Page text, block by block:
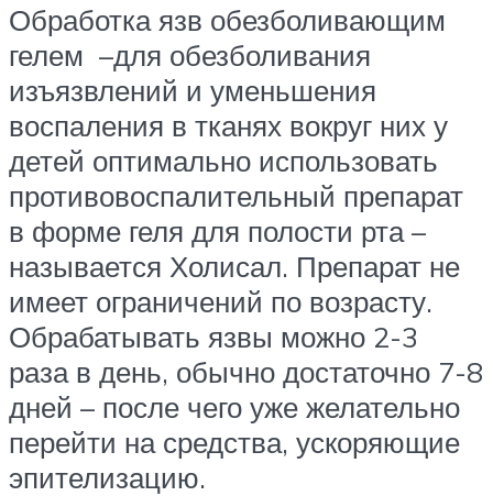
Обработка язв обезболивающим
гелем –для обезболивания
изъязвлений и уменьшения
воспаления в тканях вокруг них у
детей оптимально использовать
противовоспалительный препарат
в форме геля для полости рта –
называется Холисал. Препарат не
имеет ограничений по возрасту.
Обрабатывать язвы можно 2-3
раза в день, обычно достаточно 7-8
дней – после чего уже желательно
перейти на средства, ускоряющие
эпителизацию.